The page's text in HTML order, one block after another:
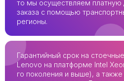
то мы осуществляем платную
заказа с помощью
регионы.
Гарантийный срок на
Lenovo на платформе Intel
го поколения и выше), а